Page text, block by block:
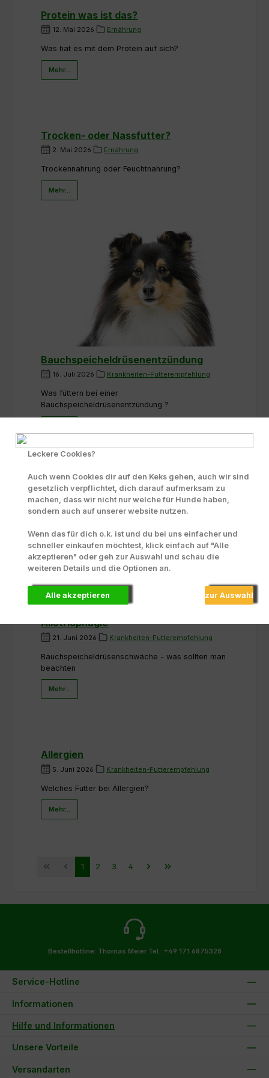
Protein was ist das?
12. Mai 2026 Ernährung
Was hat es mit dem Protein auf sich?
Mehr...
Trocken- oder Nassfutter?
2. Mai 2026 Ernährung
Trockennahrung oder Feuchtnahrung?
Mehr...
Bauchspeicheldrüsenentzündung
16. Juli 2026 Krankheiten-Futterempfehlung
Was füttern bei einer
Bauchspeicheldrüsenentzündung ?
Arthritis bzw. Gelenkentzündung
1. Juli 2026
"Gelenkentzündung" bezeichnet.
Mehr...
Allotriophagie
21. Juni 2026 Krankheiten-Futterempfehlung
Bauchspeicheldrüsenschwäche - was sollten man
beachten
Mehr...
Allergien
5. Juni 2026 Krankheiten-Futterempfehlung
Welches Futter bei Allergien?
Mehr...
Seite
1 Seite
2 Seite
3 Seite
4
Bestellhotline: Thomas Meier Tel.: +49 171 6875328
Service-Hotline
Informationen
Hilfe und Informationen
Unsere Vorteile
Versandarten
Leckere Cookies?
Auch wenn Cookies dir auf den Keks gehen, auch wir sind
gesetzlich verpflichtet, dich darauf aufmerksam zu
machen, dass wir nicht nur welche für Hunde haben,
sondern auch auf unserer website nutzen.
Wenn das für dich o.k. ist und du bei uns einfacher und
schneller einkaufen möchtest, klick einfach auf "Alle
akzeptieren" oder geh zur Auswahl und schau die
weiteren Details und die Optionen an.
Alle akzeptieren zur Auswahl